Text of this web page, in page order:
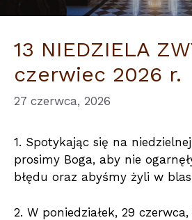
13 NIEDZIELA
czerwiec 2026 r.
27 czerwca, 2026
1. Spotykając się na
prosimy Boga, aby nie
błędu oraz abyśmy żyli w
2. W poniedziałek, 29